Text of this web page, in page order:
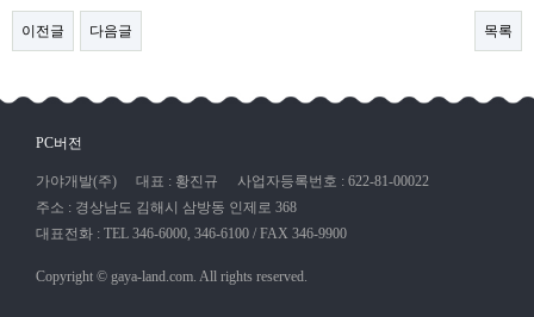
이전글 다음글 목록
PC버전
가야개발(주) 대표 : 황진규
사업자등록번호 : 622-81-00022
주소 : 경상남도 김해시 삼방동 인제로 368
대표전화 : TEL 346-6000, 346-6100 / FAX 346-9900
Copyright © gaya-land.com. All rights reserved.